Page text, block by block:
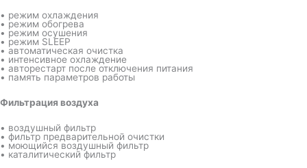
• режим охлаждения
• режим обогрева
• режим осушения
• режим SLEEP
• автоматическая очистка
• интенсивное охлаждение
• авторестарт после отключения питания
• память параметров работы
Фильтрация воздуха
• воздушный фильтр
• фильтр предварительной очистки
• моющийся воздушный фильтр
• каталитический фильтр